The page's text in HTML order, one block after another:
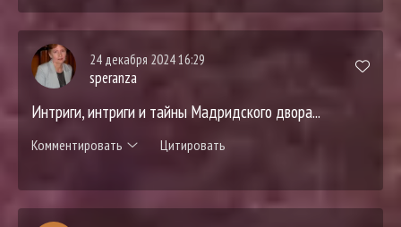
24 декабря 2024 16:29
speranza
Интриги, интриги и тайны Мадридского двора...
Комментировать Цитировать